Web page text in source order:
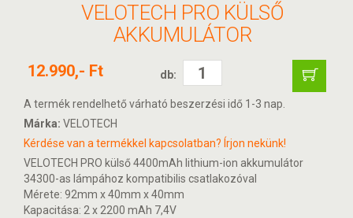
VELOTECH PRO KÜLSŐ
AKKUMULÁTOR
12.990,- Ft db:
A termék rendelhető várható beszerzési idő 1-3 nap.
Márka: VELOTECH
Kérdése van a termékkel kapcsolatban? Írjon nekünk!
VELOTECH PRO külső 4400mAh lithium-ion akkumulátor
34300-as lámpához kompatibilis csatlakozóval
Mérete: 92mm x 40mm x 40mm
Kapacitása: 2 x 2200 mAh 7,4V